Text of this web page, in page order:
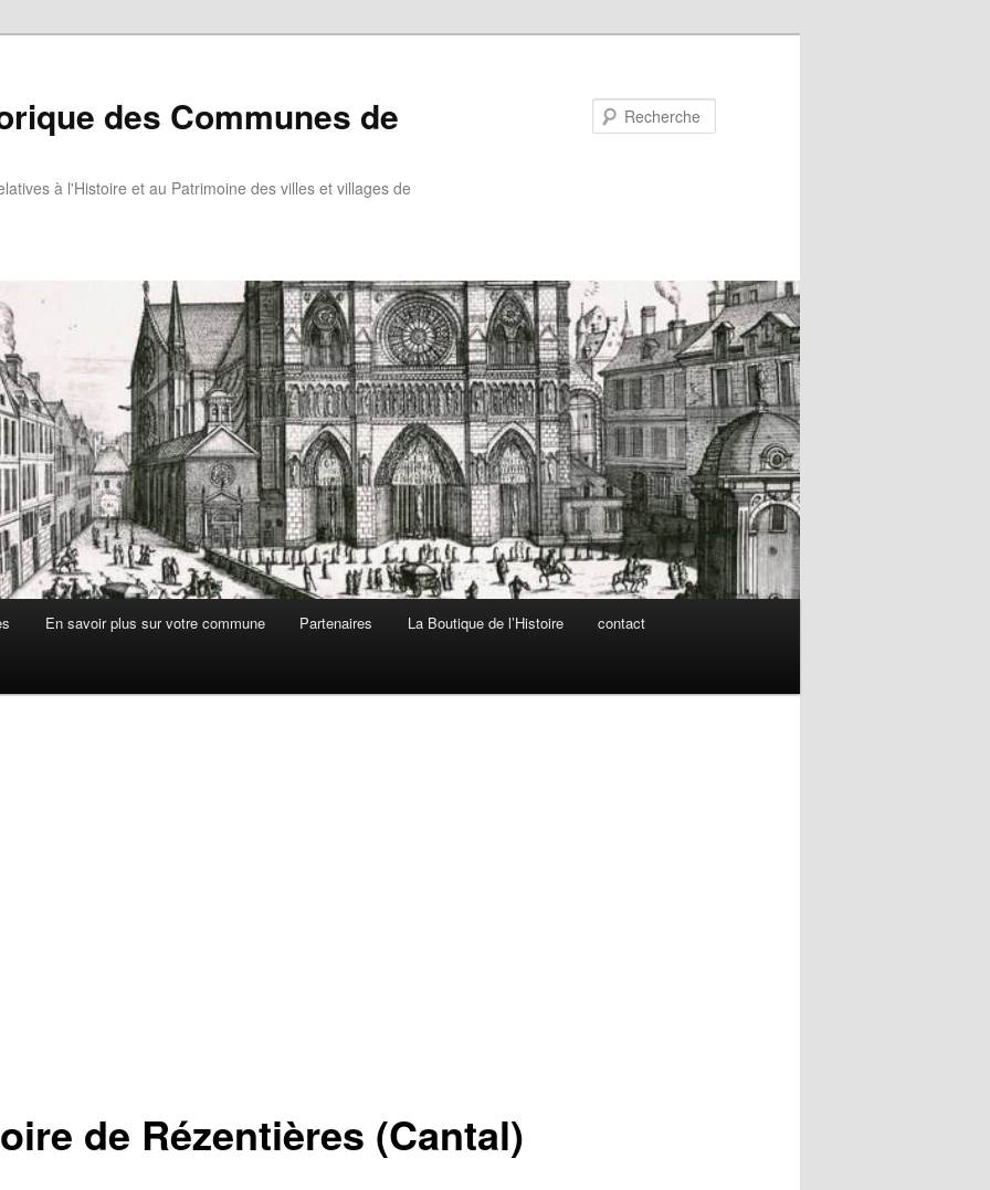
des Communes de
à l'Histoire et au Patrimoine des villes et villages de
En savoir plus sur votre commune Partenaires La Boutique de l’Histoire contact
de Rézentières (Cantal)